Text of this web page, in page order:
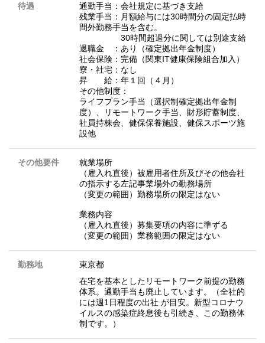
待遇
通勤手当：会社規定に基づき支給
残業手当：月額給与には30時間分の固定払時
間外勤務手当を含む。
30時間超過分に関しては別途支給
退職金 ：あり（確定拠出年金制度）
社会保険：完備（関東IT健康保険組合加入）
寮・社宅：なし
昇 給：年１回（４月）
その他制度：
ライフプラン手当（選択制確定拠出年金制
度）、リモートワーク手当、財形貯蓄制度、
社員持株会、健保保養施設、健保スポーツ施
設他
その他要件
就業場所
（雇入れ直後）被雇用者住所及びその他会社
の指示する左記事業場外の勤務場所
（変更の範囲）勤務場所の限定はない
業務内容
（雇入れ直後）募集要項の内容に準ずる
（変更の範囲）業務範囲の限定はない
勤務地
東京都
在宅を基本としたリモートワーク前提の勤務
体系。通勤手当も廃止しています。（全社的
には週1日程度の出社 が目安。新型コロナウ
イルスの感染症終息後も引続き、この勤務体
制です。）